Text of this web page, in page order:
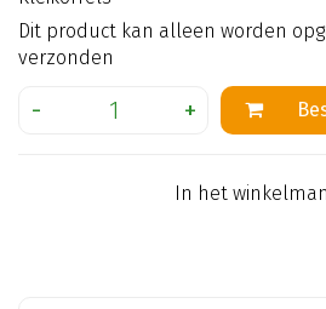
Dit product kan alleen worden
verzonden
In het